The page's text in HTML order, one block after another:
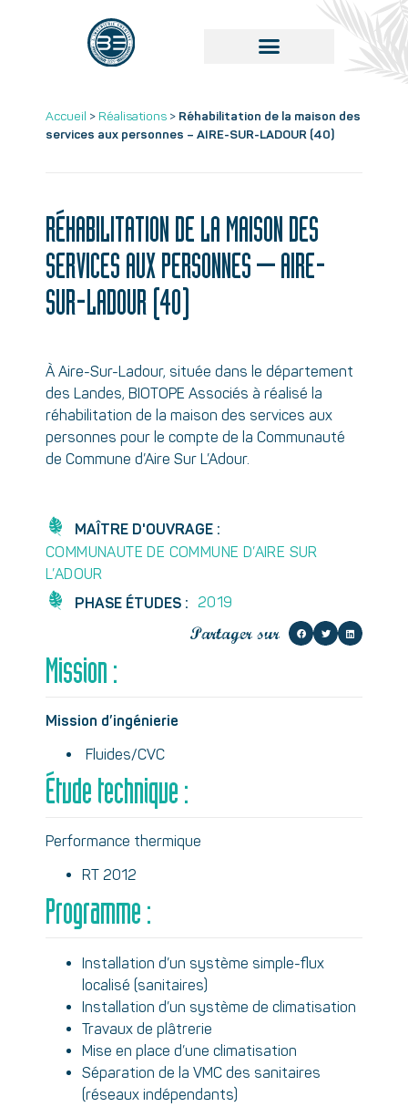
Accueil > Réalisations > Réhabilitation de la maison des
services aux personnes – AIRE-SUR-LADOUR (40)
RÉHABILITATION DE LA MAISON DES
SERVICES AUX PERSONNES – AIRE-
SUR-LADOUR (40)
À Aire-Sur-Ladour, située dans le département
des Landes, BIOTOPE Associés à réalisé la
réhabilitation de la maison des services aux
personnes pour le compte de la Communauté
de Commune d’Aire Sur L’Adour.
MAÎTRE D'OUVRAGE :
COMMUNAUTE DE COMMUNE D’AIRE SUR
L’ADOUR
PHASE ÉTUDES : 2019
Partager sur
Mission :
Mission d’ingénierie
Fluides/CVC
Étude technique :
Performance thermique
RT 2012
Programme :
Installation d’un système simple-flux
localisé (sanitaires)
Installation d’un système de climatisation
Travaux de plâtrerie
Mise en place d’une climatisation
Séparation de la VMC des sanitaires
(réseaux indépendants)